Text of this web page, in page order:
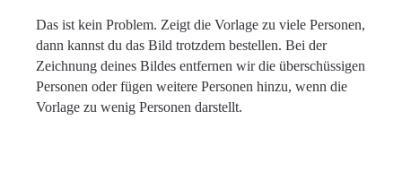
Das ist kein Problem. Zeigt die Vorlage zu viele Personen,
dann kannst du das Bild trotzdem bestellen. Bei der
Zeichnung deines Bildes entfernen wir die überschüssigen
Personen oder fügen weitere Personen hinzu, wenn die
Vorlage zu wenig Personen darstellt.